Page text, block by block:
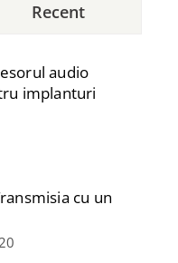
Recent
audio
implanturi
cu un